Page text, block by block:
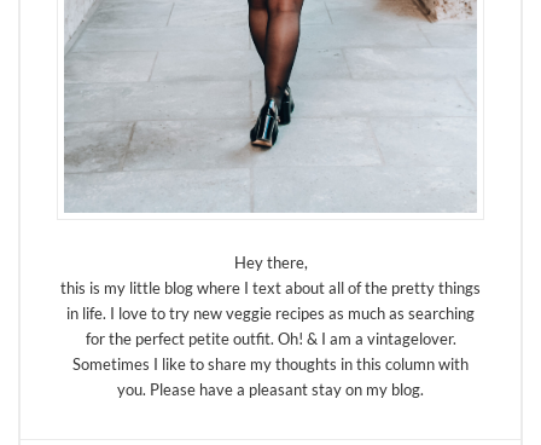
Hey there,
this is my little blog where I text about all of the pretty things
in life. I love to try new veggie recipes as much as searching
for the perfect petite outfit. Oh! & I am a vintagelover.
Sometimes I like to share my thoughts in this column with
you. Please have a pleasant stay on my blog.